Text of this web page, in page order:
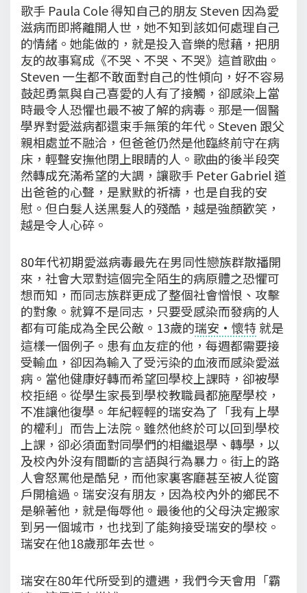
歌手 Paula Cole 得知自己的朋友 Steven 因為愛
滋病而即將離開人世，她不知到該如何處理自己
的情緒。她能做的，就是投入音樂的慰藉，把朋
友的故事寫成《不哭、不哭、不哭》這首歌曲。
Steven 一生都不敢面對自己的性傾向，好不容易
鼓起勇氣與自己喜愛的人有了接觸，卻感染上當
時最令人恐懼也最不被了解的病毒。那是一個醫
學界對愛滋病都還束手無策的年代。Steven 跟父
親相處並不融洽，但爸爸仍然是他臨終前守在病
床，輕聲安撫他閉上眼睛的人。歌曲的後半段突
然轉成充滿希望的大調，讓歌手 Peter Gabriel 道
出爸爸的心聲，是默默的祈禱，也是自我的安
慰。但白髮人送黑髮人的殘酷，越是強顏歡笑，
越是令人心碎。
80年代初期愛滋病毒最先在男同性戀族群散播開
來，社會大眾對這個完全陌生的病原體之恐懼可
想而知，而同志族群更成了整個社會憎恨、攻擊
的對象。就算不是同志，只要受感染而發病的人
都有可能成為全民公敵。13歲的瑞安·懷特就是
這樣一個例子。患有血友症的他，每週都需要接
受輸血，卻因為輸入了受污染的血液而感染愛滋
病。當他健康好轉而希望回學校上課時，卻被學
校拒絕。從學生家長到學校教職員都施壓學校，
不准讓他復學。年紀輕輕的瑞安為了「我有上學
的權利」而告上法院。雖然他終於可以回到學校
上課，卻必須面對同學們的相繼退學、轉學，以
及校內外沒有間斷的言語與行為暴力。街上的路
人會怒罵他是酷兒，而他家裏客廳甚至被人從窗
戶開槍過。瑞安沒有朋友，因為校內外的鄉民不
是躲著他，就是侮辱他。最後他的父母決定搬家
到另一個城市，也找到了能夠接受瑞安的學校。
瑞安在他18歲那年去世。
瑞安在80年代所受到的遭遇，我們今天會用「霸